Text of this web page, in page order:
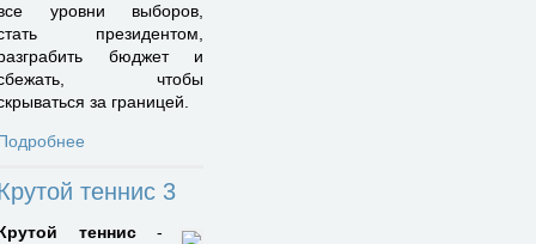
уровни выборов,
президентом,
бюджет и
чтобы
за границей.
теннис 3
теннис-